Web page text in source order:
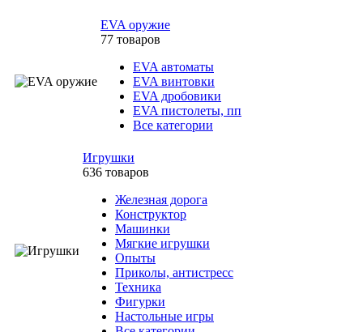
EVA оружие
77 товаров
EVA автоматы
EVA винтовки
EVA дробовики
EVA пистолеты, пп
Все категории
Игрушки
636 товаров
Железная дорога
Конструктор
Машинки
Мягкие игрушки
Опыты
Приколы, антистресс
Техника
Фигурки
Настольные игры